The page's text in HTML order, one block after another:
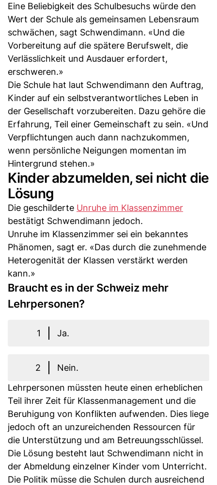
Eine Beliebigkeit des Schulbesuchs würde den
Wert der Schule als gemeinsamen Lebensraum
schwächen, sagt Schwendimann. «Und die
Vorbereitung auf die spätere Berufswelt, die
Verlässlichkeit und Ausdauer erfordert,
erschweren.»
Die Schule hat laut Schwendimann den Auftrag,
Kinder auf ein selbstverantwortliches Leben in
der Gesellschaft vorzubereiten. Dazu gehöre die
Erfahrung, Teil einer Gemeinschaft zu sein. «Und
Verpflichtungen auch dann nachzukommen,
wenn persönliche Neigungen momentan im
Hintergrund stehen.»
Kinder abzumelden, sei nicht die
Lösung
Die geschilderte Unruhe im Klassenzimmer
bestätigt Schwendimann jedoch.
Unruhe im Klassenzimmer sei ein bekanntes
Phänomen, sagt er. «Das durch die zunehmende
Heterogenität der Klassen verstärkt werden
kann.»
Braucht es in der Schweiz mehr
Lehrpersonen?
1 Ja.
2
Nein.
Lehrpersonen müssten heute einen erheblichen
Teil ihrer Zeit für Klassenmanagement und die
Beruhigung von Konflikten aufwenden. Dies liege
jedoch oft an unzureichenden Ressourcen für
die Unterstützung und am Betreuungsschlüssel.
Die Lösung besteht laut Schwendimann nicht in
der Abmeldung einzelner Kinder vom Unterricht.
Die Politik müsse die Schulen durch ausreichend